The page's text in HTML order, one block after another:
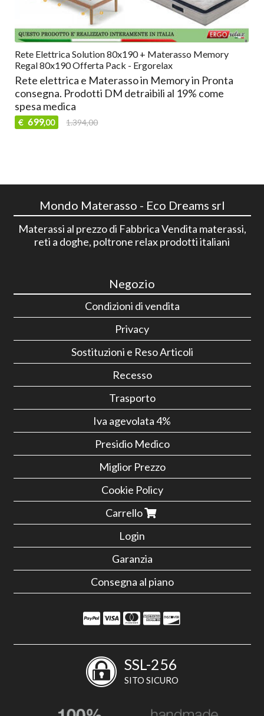
Rete Elettrica Solution 80x190 + Materasso Memory
Regal 80x190 Offerta Pack - Ergorelax
Rete elettrica e Materasso in Memory in Pronta
consegna. Prodotti DM detraibili al 19% come
spesa medica
€ 699,00 1.394,00
Mondo Materasso - Eco Dreams srl
Materassi al prezzo di Fabbrica Vendita materassi,
reti a doghe, poltrone relax prodotti italiani
Negozio
Condizioni di vendita
Privacy
Sostituzioni e Reso Articoli
Recesso
Trasporto
Iva agevolata 4%
Presidio Medico
Miglior Prezzo
Cookie Policy
Carrello
Login
Garanzia
Consegna al piano
SSL-256
SITO SICURO